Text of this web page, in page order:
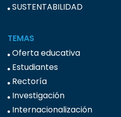
SUSTENTABILIDAD
TEMAS
Oferta educativa
Estudiantes
Rectoría
Investigación
Internacionalización